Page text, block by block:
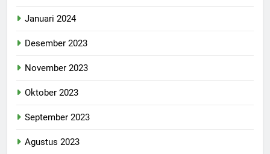
Januari 2024
Desember 2023
November 2023
Oktober 2023
September 2023
Agustus 2023